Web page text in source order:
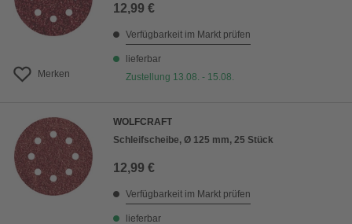
Merken
12,99 €
Verfügbarkeit im Markt prüfen
lieferbar
Zustellung 13.08. - 15.08.
WOLFCRAFT
Schleifscheibe, Ø 125 mm, 25 Stück
12,99 €
Verfügbarkeit im Markt prüfen
lieferbar